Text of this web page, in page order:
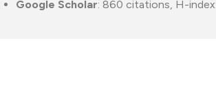
Google Scholar: 860 citations, H-